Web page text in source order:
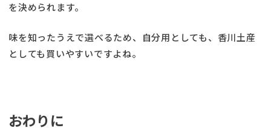
を決められます。
味を知ったうえで選べるため、自分用としても、香川土産
としても買いやすいですよね。
おわりに